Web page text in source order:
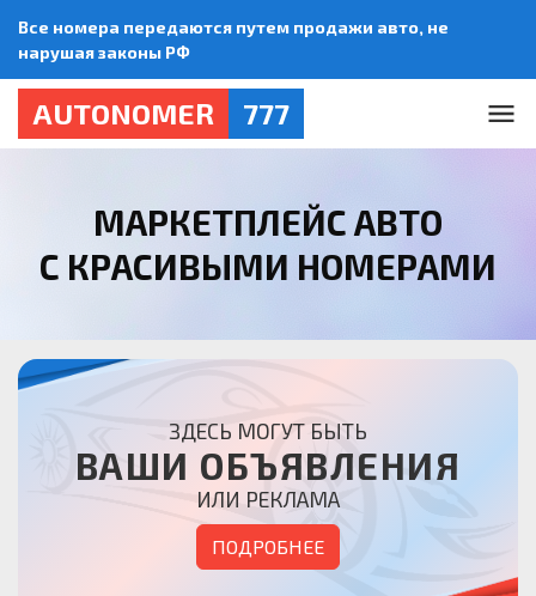
Все номера передаются путем продажи авто, не
нарушая законы РФ
AUTONOMER 777
МАРКЕТПЛЕЙС АВТО
С КРАСИВЫМИ НОМЕРАМИ
ЗДЕСЬ МОГУТ БЫТЬ
ВАШИ ОБЪЯВЛЕНИЯ
ИЛИ РЕКЛАМА
ПОДРОБНЕЕ